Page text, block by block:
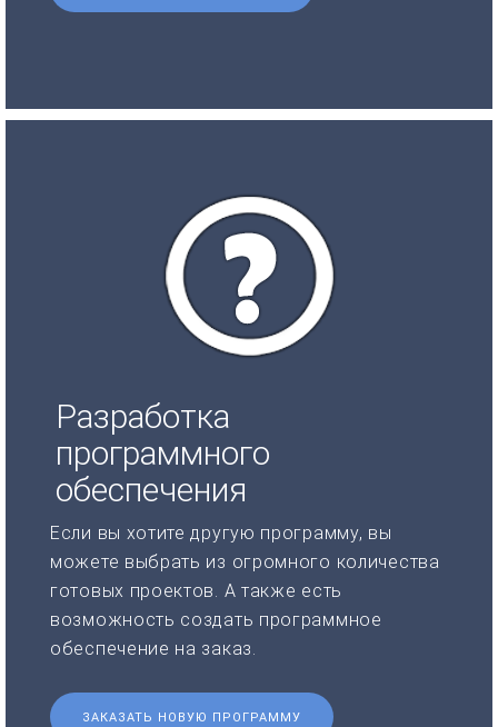
Разработка
программного
обеспечения
Если вы хотите другую программу, вы
можете выбрать из огромного количества
готовых проектов. А также есть
возможность создать программное
обеспечение на заказ.
ЗАКАЗАТЬ НОВУЮ ПРОГРАММУ